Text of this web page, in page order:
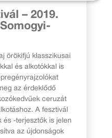
– 2019.
örökifjú klasszikusai
és alkotókkal is
az érdeklődő
ceruzát
A fesztivál
és -terjesztők is jelen
az újdonságok